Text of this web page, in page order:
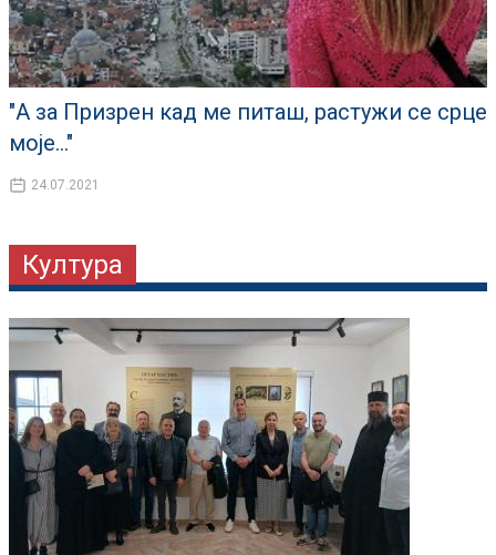
"А за Призрен кад ме питаш, растужи се срце
моје..."
24.07.2021
Култура